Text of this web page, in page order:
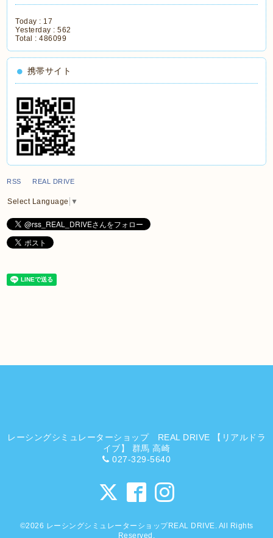
Today : 17
Yesterday :562
Total :486099
携帯サイト
RSS REAL DRIVE
Select Language ▼
レーシングシミュレーターショップ REAL DRIVE 【リアルドラ
イブ】 群馬 高崎
027-329-5640
©2026 レーシングシミュレーターショップREAL DRIVE. All Rights
Reserved.